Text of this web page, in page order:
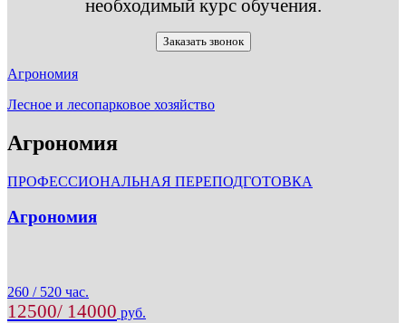
необходимый курс обучения.
Заказать звонок
Агрономия
Лесное и лесопарковое хозяйство
Агрономия
ПРОФЕССИОНАЛЬНАЯ ПЕРЕПОДГОТОВКА
Агрономия
260 / 520 час.
12500/ 14000 руб.